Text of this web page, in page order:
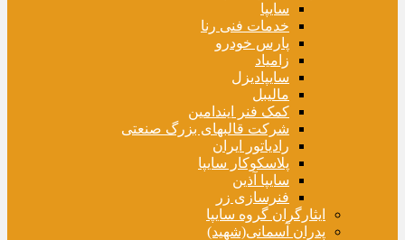
سایپا
خدمات فنی رنا
پارس خودرو
زامیاد
سایپادیزل
مالیبل
کمک فنر ایندامین
شرکت قالبهای بزرگ صنعتی
رادیاتور ایران
پلاسکوکار سایپا
سایپا آذین
فنرسازی زر
ایثارگران گروه سایپا
پدران آسمانی(شهید)